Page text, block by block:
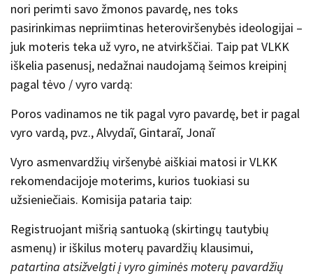
nori perimti savo žmonos pavardę, nes toks
pasirinkimas nepriimtinas heteroviršenybės ideologijai –
juk moteris teka už vyro, ne atvirkščiai. Taip pat VLKK
iškelia pasenusį, nedažnai naudojamą šeimos kreipinį
pagal tėvo / vyro vardą:
Poros vadinamos ne tik pagal vyro pavardę, bet ir pagal
vyro vardą, pvz., Alvydaĩ, Gintaraĩ, Jonaĩ
Vyro asmenvardžių viršenybė aiškiai matosi ir VLKK
rekomendacijoje moterims, kurios tuokiasi su
užsieniečiais. Komisija pataria taip:
Registruojant mišrią santuoką (skirtingų tautybių
asmenų) ir iškilus moterų pavardžių klausimui,
patartina atsižvelgti į vyro giminės moterų pavardžių